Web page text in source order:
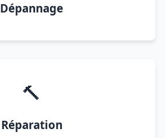
Dépannage
🔨
Réparation